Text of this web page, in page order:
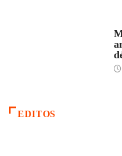
EDITOS